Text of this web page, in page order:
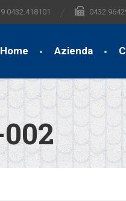
0432.418101
Home Azienda